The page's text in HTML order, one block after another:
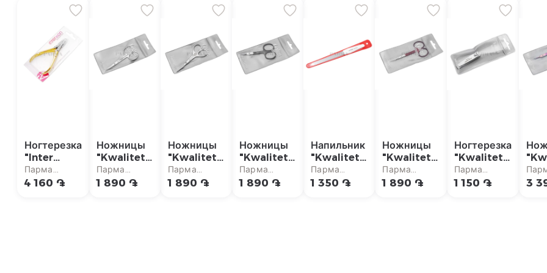
Ногтерезка
"Inter
Vion"
Парма
супермаркет
4 160 ֏
Ножницы
"Kwalitet
Solingen"
для
Парма
супермаркет
1 890 ֏
Ножницы
"Kwalitet
Solingen"
для
Парма
супермаркет
1 890 ֏
Ножницы
"Kwalitet
Solingen"
для
Парма
супермаркет
1 890 ֏
Напильник
"Kwalitet
Solingen"
для ногтей
Парма
супермаркет
1 350 ֏
Ножницы
"Kwalitet
Solingen"
для
Парма
супермаркет
1 890 ֏
Ногтерезка
"Kwalitet
Solingen"
Парма
супермаркет
1 150 ֏
для
3